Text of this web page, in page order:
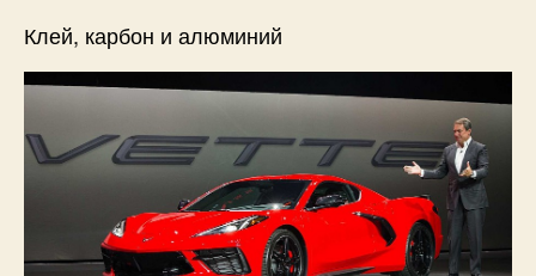
Клей, карбон и алюминий